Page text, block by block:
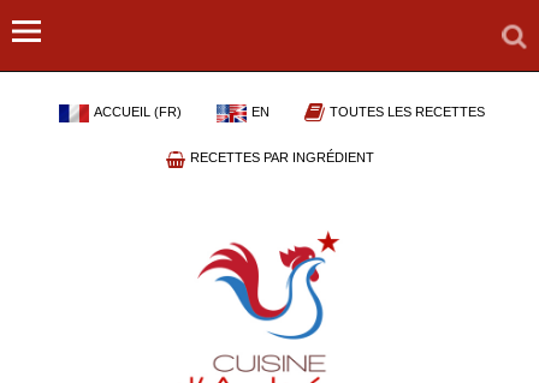
ACCUEIL (FR) EN TOUTES LES RECETTES
RECETTES PAR INGRÉDIENT